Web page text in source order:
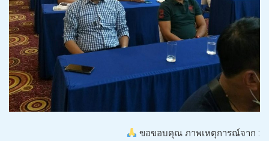
ขอขอบคุณ ภาพเหตุการณ์จาก :